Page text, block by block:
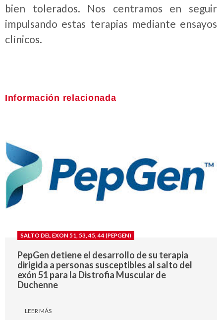
bien tolerados. Nos centramos en seguir
impulsando estas terapias mediante ensayos
clínicos.
Información relacionada
SALTO DEL EXON 51, 53, 45, 44 (PEPGEN)
PepGen detiene el desarrollo de su terapia
dirigida a personas susceptibles al salto del
exón 51 para la Distrofia Muscular de
Duchenne
LEER MÁS